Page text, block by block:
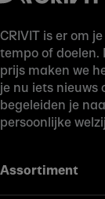
CRIVIT is er om
tempo of doelen.
prijs maken we
je nu iets nieuws
begeleiden je
persoonlijke
Assortiment